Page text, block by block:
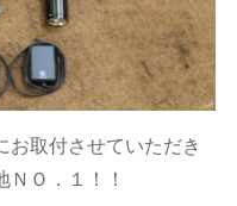
お取付させていただき
Ｏ．１！！